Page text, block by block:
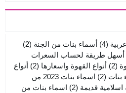
(4) أسماء بنات من الجنة (2)
أسهل طريقة لحساب السعرات
(2) أنواع القهوة واسعارها (2)
أنواع
بنات (2)
اسماء بنات 2023 من
قديمة (2)
اسماء بنات من